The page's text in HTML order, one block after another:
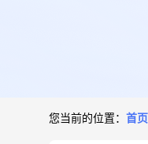
您当前的位置： 首页